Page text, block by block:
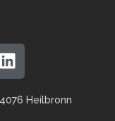
Heilbronn